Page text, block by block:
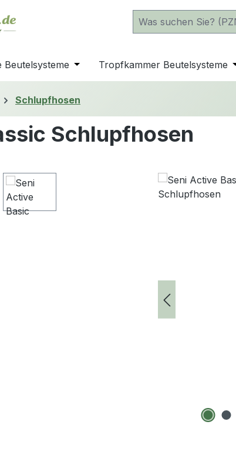
das Dropdown der Kategorie Katheter
Beutelsysteme Öffne oder Schließe das Dropdown
Tropfkammer Beutelsysteme
Schlupfhosen
Schlupfhosen